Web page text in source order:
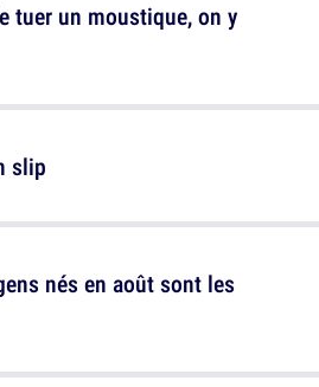
slip
tuer un moustique, on y
nés en août sont les